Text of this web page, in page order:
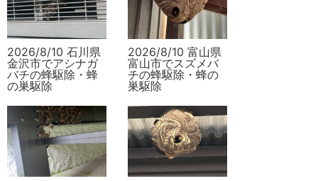
2026/8/10 石川県
金沢市でアシナガ
バチの蜂駆除・蜂
の巣駆除
2026/8/10 富山県
富山市でスズメバ
チの蜂駆除・蜂の
巣駆除